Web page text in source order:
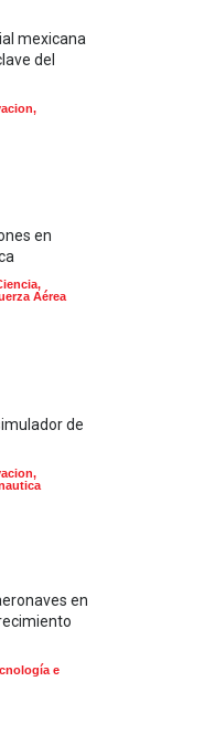
mexicana
del
,
en
Aérea
de
,
en
e